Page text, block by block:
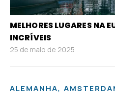
MELHORES LUGARES NA
INCRÍVEIS
25 de maio de 2025
ALEMANHA,